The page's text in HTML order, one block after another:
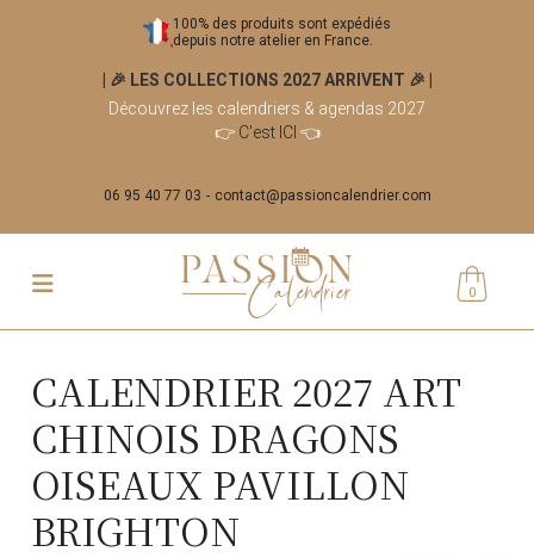
100% des produits sont expédiés
depuis notre atelier en France.
| 🎉 LES COLLECTIONS 2027 ARRIVENT 🎉
Découvrez les calendriers & agendas 2027
👉 C'est ICI 👈
06 95 40 77 03 contact@passioncalendrier.com
0
CALENDRIER 2027 ART
CHINOIS DRAGONS
OISEAUX PAVILLON
BRIGHTON